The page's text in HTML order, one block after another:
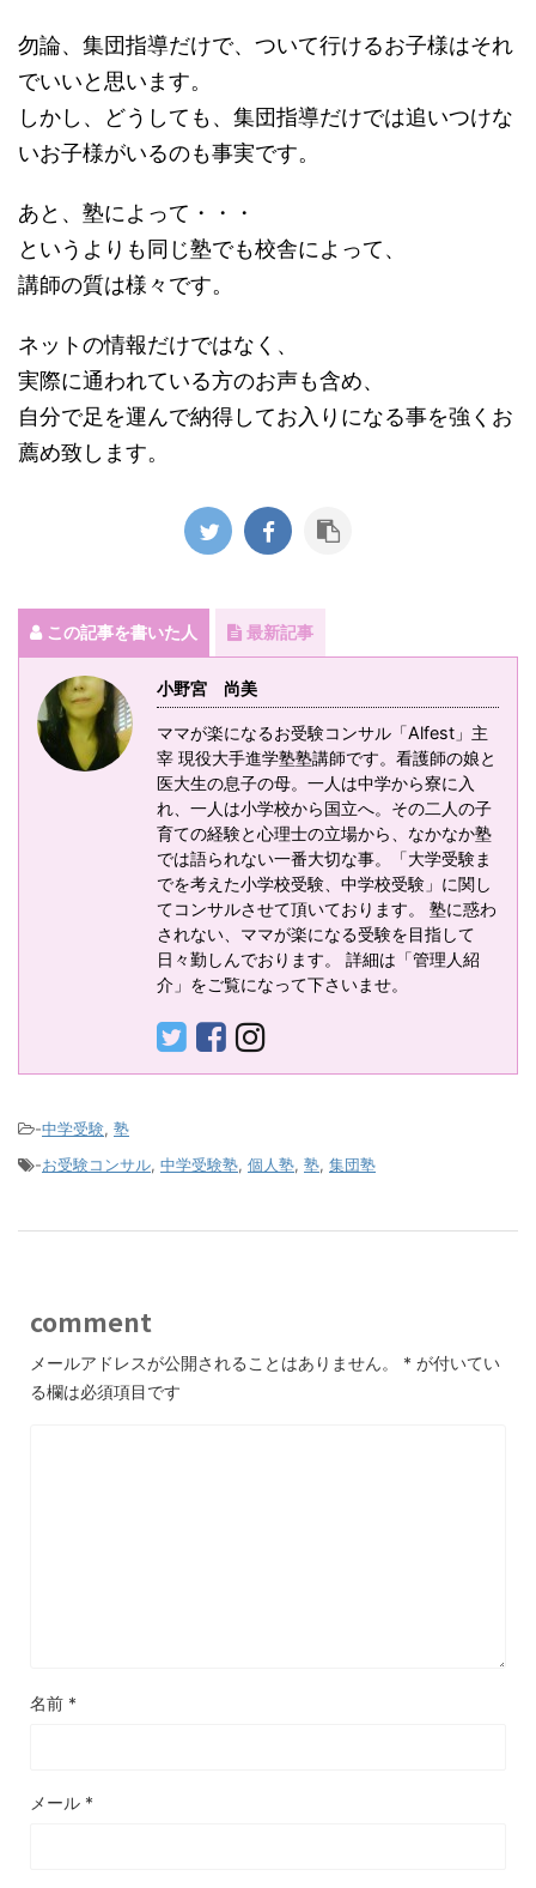
勿論、集団指導だけで、ついて行けるお子様はそれ
でいいと思います。
しかし、どうしても、集団指導だけでは追いつけな
いお子様がいるのも事実です。
あと、塾によって・・・
というよりも同じ塾でも校舎によって、
講師の質は様々です。
ネットの情報だけではなく、
実際に通われている方のお声も含め、
自分で足を運んで納得してお入りになる事を強くお
薦め致します。
この記事を書いた人 最新記事
小野宮 尚美
ママが楽になるお受験コンサル「Alfest」主
宰 現役大手進学塾塾講師です。看護師の娘と
医大生の息子の母。一人は中学から寮に入
れ、一人は小学校から国立へ。その二人の子
育ての経験と心理士の立場から、なかなか塾
では語られない一番大切な事。「大学受験ま
でを考えた小学校受験、中学校受験」に関し
てコンサルさせて頂いております。 塾に惑わ
されない、ママが楽になる受験を目指して
日々勤しんでおります。 詳細は「管理人紹
介」をご覧になって下さいませ。
-中学受験, 塾
-お受験コンサル, 中学受験塾, 個人塾, 塾, 集団塾
comment
メールアドレスが公開されることはありません。 * が付いてい
る欄は必須項目です
名前 *
メール *